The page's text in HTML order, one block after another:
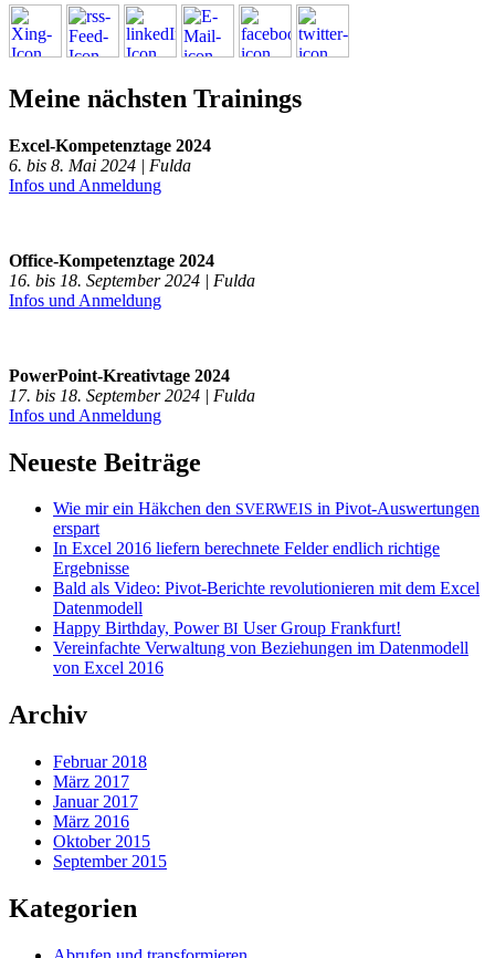
Meine nächsten Trainings
Excel-Kompetenztage 2024
6. bis 8. Mai 2024 | Fulda
Infos und Anmeldung
Office-Kompetenztage 2024
16. bis 18. September 2024 | Fulda
Infos und Anmeldung
PowerPoint-Kreativtage 2024
17. bis 18. September 2024 | Fulda
Infos und Anmeldung
Neueste Beiträge
Wie mir ein Häkchen den SVERWEIS in Pivot-Auswertungen
erspart
In Excel 2016 liefern berechnete Felder endlich richtige
Ergebnisse
Bald als Video: Pivot-Berichte revolutionieren mit dem Excel
Datenmodell
Happy Birthday, PowerBI User Group Frankfurt!
Vereinfachte Verwaltung von Beziehungen im Datenmodell
von Excel 2016
Archiv
Februar 2018
März 2017
Januar 2017
März 2016
Oktober 2015
September 2015
Kategorien